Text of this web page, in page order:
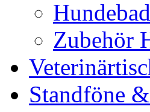
Zubehör
Standföne